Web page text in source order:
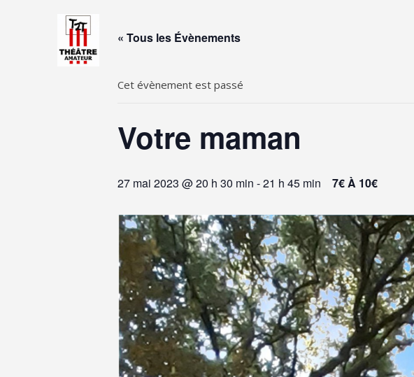
« Tous les Évènements
Cet évènement est passé
Votre maman
27 mai 2023 @ 20 h 30 min -21 h 45 min 7€ À 10€